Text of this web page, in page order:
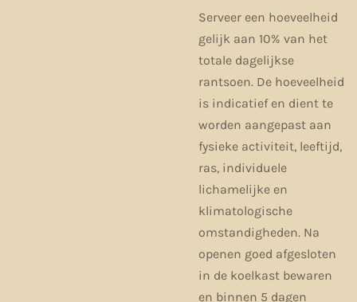
Serveer een hoeveelheid
gelijk aan 10% van het
totale dagelijkse
rantsoen. De hoeveelheid
is indicatief en dient te
worden aangepast aan
fysieke activiteit, leeftijd,
ras, individuele
lichamelijke en
klimatologische
omstandigheden. Na
openen goed afgesloten
in de koelkast bewaren
en binnen 5 dagen